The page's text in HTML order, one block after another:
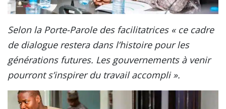
Selon la Porte-Parole des facilitatrices « ce cadre
de dialogue restera dans l’histoire pour les
générations futures. Les gouvernements à venir
pourront s’inspirer du travail accompli ».